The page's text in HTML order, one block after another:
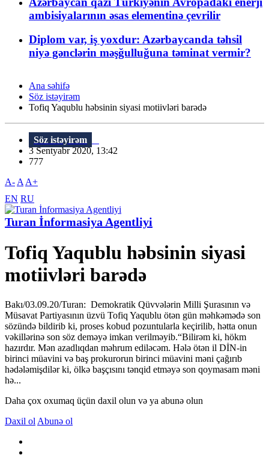
ambisiyalarının əsas elementinə çevrilir
Diplom var, iş yoxdur: Azərbaycanda təhsil
niyə gənclərin məşğulluğuna təminat vermir?
Ana səhifə
Söz istəyirəm
Tofiq Yaqublu həbsinin siyasi motiivləri barədə
Söz istəyirəm
3 Sentyabr 2020, 13:42
777
A- A A+
EN RU
Turan İnformasiya Agentliyi
Tofiq Yaqublu həbsinin siyasi
motiivləri barədə
Bakı/03.09.20/Turan: Demokratik Qüvvələrin Milli Şurasının və
Müsavat Partiyasının üzvü Tofiq Yaqublu ötən gün məhkəmədə son
sözündə bildirib ki, proses kobud pozuntularla keçirilib, hətta onun
vəkillərinə son söz deməyə imkan verilməyib.“Bilirəm ki, hökm
hazırdır. Mən azadlıqdan məhrum ediləcəm. Hələ ötən il DİN-in
birinci müavini və baş prokurorun birinci müavini məni çağırıb
hədələmişdilər ki, ölkə başçısını tənqid etməyə son qoymasam məni
hə...
Daha çox oxumaq üçün daxil olun və ya abunə olun
Daxil ol Abunə ol